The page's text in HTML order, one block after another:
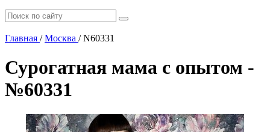
Главная / Москва /N60331
Сурогатная мама с опытом -
№60331